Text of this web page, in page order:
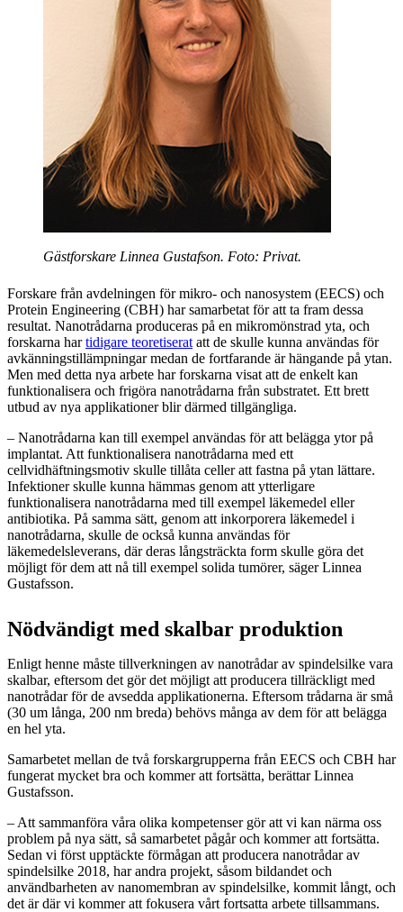
Gästforskare Linnea Gustafson. Foto: Privat.
Forskare från avdelningen för mikro- och nanosystem (EECS) och
Protein Engineering (CBH) har samarbetat för att ta fram dessa
resultat. Nanotrådarna produceras på en mikromönstrad yta, och
forskarna hartidigare teoretiserat att de skulle kunna användas för
avkänningstillämpningar medan de fortfarande är hängande på ytan.
Men med detta nya arbete har forskarna visat att de enkelt kan
funktionalisera och frigöra nanotrådarna från substratet. Ett brett
utbud av nya applikationer blir därmed tillgängliga.
– Nanotrådarna kan till exempel användas för att belägga ytor på
implantat. Att funktionalisera nanotrådarna med ett
cellvidhäftningsmotiv skulle tillåta celler att fastna på ytan lättare.
Infektioner skulle kunna hämmas genom att ytterligare
funktionalisera nanotrådarna med till exempel läkemedel eller
antibiotika. På samma sätt, genom att inkorporera läkemedel i
nanotrådarna, skulle de också kunna användas för
läkemedelsleverans, där deras långsträckta form skulle göra det
möjligt för dem att nå till exempel solida tumörer, säger Linnea
Gustafsson.
Nödvändigt med skalbar produktion
Enligt henne måste tillverkningen av nanotrådar av spindelsilke vara
skalbar, eftersom det gör det möjligt att producera tillräckligt med
nanotrådar för de avsedda applikationerna. Eftersom trådarna är små
(30 um långa, 200 nm breda) behövs många av dem för att belägga
en hel yta.
Samarbetet mellan de två forskargrupperna från EECS och CBH har
fungerat mycket bra och kommer att fortsätta, berättar Linnea
Gustafsson.
– Att sammanföra våra olika kompetenser gör att vi kan närma oss
problem på nya sätt, så samarbetet pågår och kommer att fortsätta.
Sedan vi först upptäckte förmågan att producera nanotrådar av
spindelsilke 2018, har andra projekt, såsom bildandet och
användbarheten av nanomembran av spindelsilke, kommit långt, och
det är där vi kommer att fokusera vårt fortsatta arbete tillsammans.